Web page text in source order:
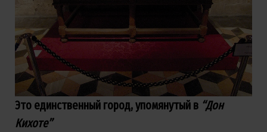
Это единственный город, упомянутый в “Дон
Кихоте”